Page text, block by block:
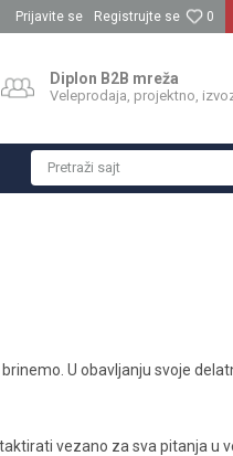
0
Prijavite se Registrujte se
Diplon B2B mreža
Veleprodaja, projektno,
Pretraži sajt
U obavljanju svoje
vezano za sva pitanja u